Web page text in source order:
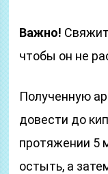
Важно!
чтобы он не
Полученную
довести до
протяжении 5
остыть, а